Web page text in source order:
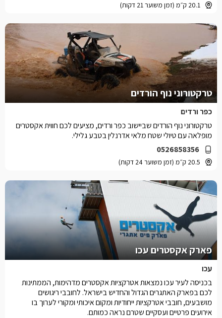
20.1 ק״מ (זמן משוער 21 דקות)
טרקטורוני נוף הורדים
כפר ורדים
0526858356
20.5 ק״מ (זמן משוער 24 דקות)
טרקטורוני נוף הורדים שביישוב כפר ורדים, מציעים לכם חווית אקסטרים
מופלאה עם טיולי שטח מלאי אדרנלין בטבע גלילי.
פארק אקסטרים עכו
עכו
בכניסה לעיר עכו נמצאות אטרקציות אקסטרים מדהימות, הממתינות
לכם בפארק האתגרים הגדול והחדיש בישראל. לחובבי ריגושים
מושבעים, חובבי אטרקציות ייחודיות ומקום איכותי ומקורי לערוך בו
אירועים פרטיים ועסקיים שטרם נראה כמותם.